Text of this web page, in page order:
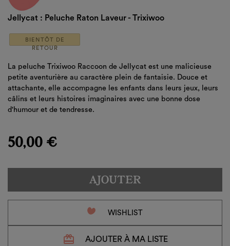
Jellycat : Peluche Raton Laveur - Trixiwoo
BIENTÔT DE
RETOUR
La peluche Trixiwoo Raccoon de Jellycat est une malicieuse
petite aventurière au caractère plein de fantaisie. Douce et
attachante, elle accompagne les enfants dans leurs jeux, leurs
câlins et leurs histoires imaginaires avec une bonne dose
d'humour et de tendresse.
50,00 €
AJOUTER
favorite_border WISHLIST
redeem AJOUTER À MA LISTE